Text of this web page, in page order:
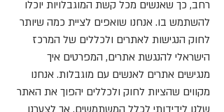
רחב, כך שאנשים מכל קשת המוגבלויות יוכלו
להשתמש בו. אנחנו שואפים לציית כמה שיותר
לחוק הנגישות לאתרים ולכללים של המרכז
הישראלי להנגשת אתרים, המפרטים איך
מנגישים אתרים לאנשים עם מוגבלות. אנחנו
מקווים שהציות לחוק ולכללים יהפוך את האתר
שלנו לידידותי לכלל המשתמשים, אך לצערנו